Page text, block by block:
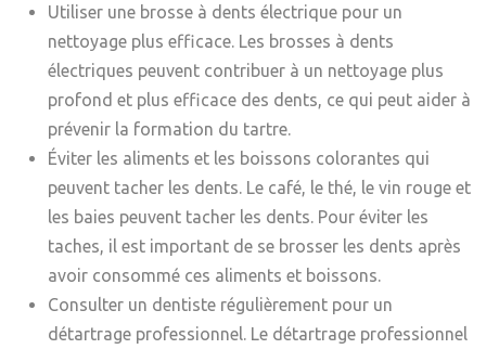
Utiliser une brosse à dents électrique pour un
nettoyage plus efficace. Les brosses à dents
électriques peuvent contribuer à un nettoyage plus
profond et plus efficace des dents, ce qui peut aider à
prévenir la formation du tartre.
Éviter les aliments et les boissons colorantes qui
peuvent tacher les dents. Le café, le thé, le vin rouge et
les baies peuvent tacher les dents. Pour éviter les
taches, il est important de se brosser les dents après
avoir consommé ces aliments et boissons.
Consulter un dentiste régulièrement pour un
détartrage professionnel. Le détartrage professionnel